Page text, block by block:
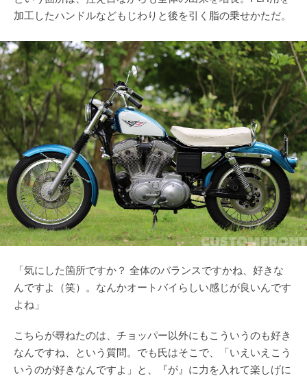
加工したハンドルなどもじわりと後を引く脂の乗せかただ。
「気にした箇所ですか？ 全体のバランスですかね、好きな
んですよ（笑）。なんかオートバイらしい感じが良いんです
よね」
こちらが尋ねたのは、チョッパー以外にもこういうのも好き
なんですね、という質問。でも氏はそこで、「いえいえこう
いうのが好きなんですよ」と、『が』に力を入れて楽しげに